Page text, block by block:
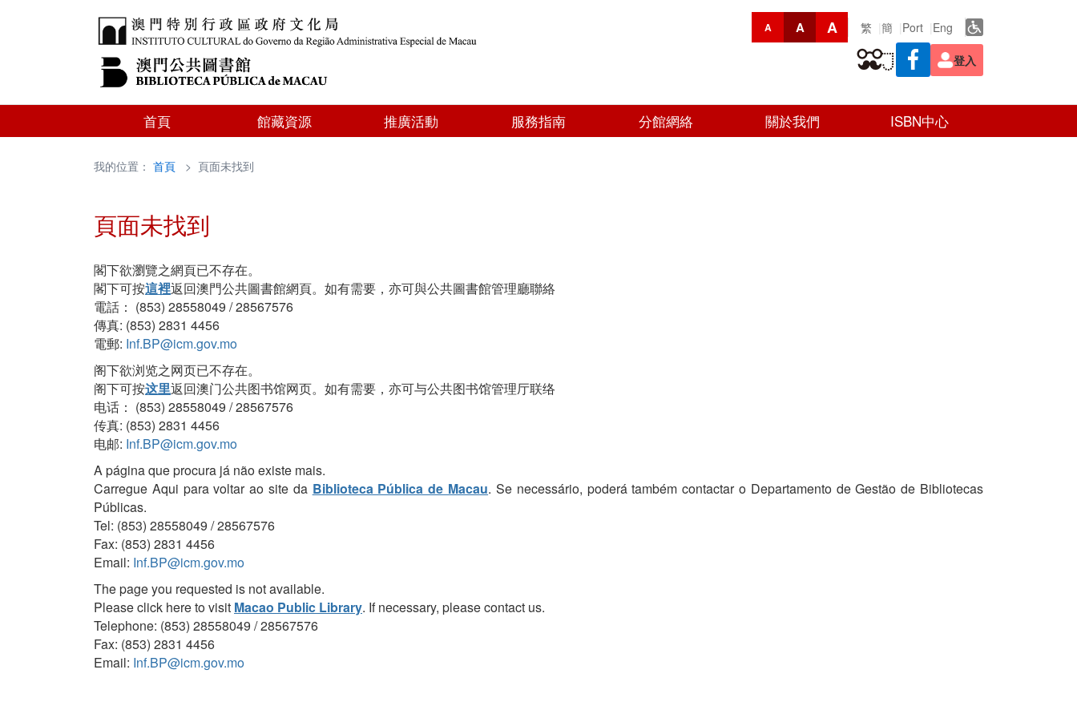
A A A 繁 簡 Port Eng
登入
首頁 館藏資源 推廣活動 服務指南 分館網絡 關於我們 ISBN中心
我的位置： 首頁 > 頁面未找到
頁面未找到
閣下欲瀏覽之網頁已不存在。
閣下可按這裡返回澳門公共圖書館網頁。如有需要，亦可與公共圖書館管理廳聯絡
電話： (853) 28558049 / 28567576
傳真: (853) 2831 4456
電郵: Inf.BP@icm.gov.mo
阁下欲浏览之网页已不存在。
阁下可按这里返回澳门公共图书馆网页。如有需要，亦可与公共图书馆管理厅联络
电话： (853) 28558049 / 28567576
传真: (853) 2831 4456
电邮: Inf.BP@icm.gov.mo
A página que procura já não existe mais.
Carregue Aqui para voltar ao site da Biblioteca Pública de Macau. Se necessário, poderá também contactar o Departamento de Gestão de Bibliotecas
Públicas.
Tel: (853) 28558049 / 28567576
Fax: (853) 2831 4456
Email: Inf.BP@icm.gov.mo
The page you requested is not available.
Please click here to visit Macao Public Library. If necessary, please contact us.
Telephone: (853) 28558049 / 28567576
Fax: (853) 2831 4456
Email: Inf.BP@icm.gov.mo